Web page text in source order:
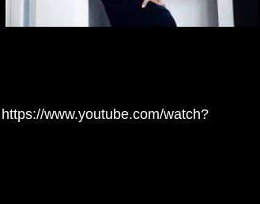
https://www.youtube.com/watch?